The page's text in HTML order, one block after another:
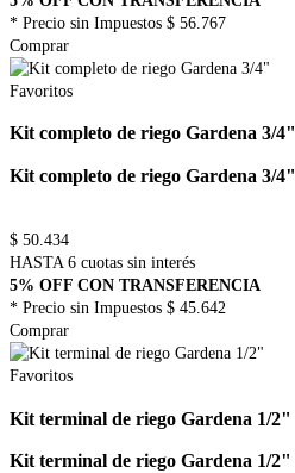
* Precio sin Impuestos $ 56.767
Comprar
Favoritos
Kit completo de riego Gardena 3/4"
Kit completo de riego Gardena 3/4"
$ 50.434
HASTA 6 cuotas sin interés
5% OFF CON TRANSFERENCIA
* Precio sin Impuestos $ 45.642
Comprar
Favoritos
Kit terminal de riego Gardena 1/2"
Kit terminal de riego Gardena 1/2"